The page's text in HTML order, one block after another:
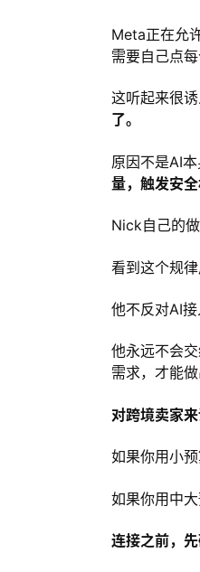
Meta正在允
需要自己点
这听起来很
了。
原因不是AI本
量，触发安全
Nick自己的做
看到这个规
他不反对AI
他永远不会交
需求，才能
对跨境卖家来
如果你用小
如果你用中
连接之前，